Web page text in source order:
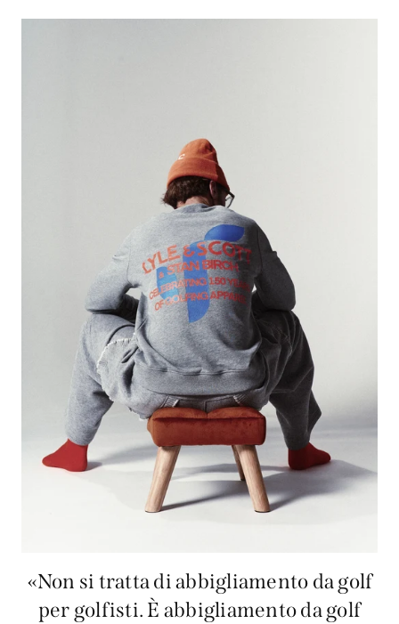
«Non si tratta di abbigliamento da golf
per golfisti. È abbigliamento da golf